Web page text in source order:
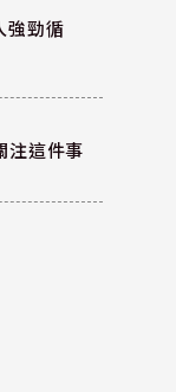
強勁循
注這件事